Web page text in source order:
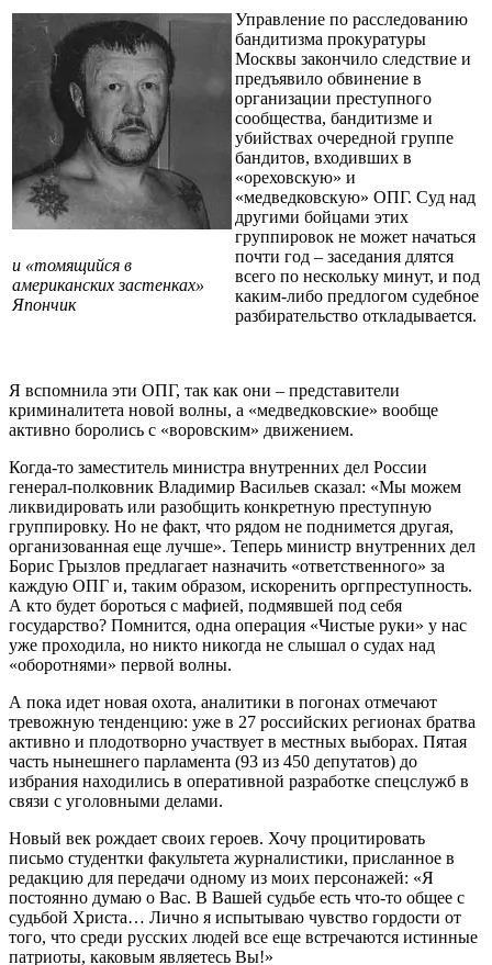
и «томящийся в
американских застенках»
Япончик
Управление по расследованию
бандитизма прокуратуры
Москвы закончило следствие и
предъявило обвинение в
организации преступного
сообщества, бандитизме и
убийствах очередной группе
бандитов, входивших в
«ореховскую» и
«медведковскую» ОПГ. Суд над
другими бойцами этих
группировок не может начаться
почти год – заседания длятся
всего по нескольку минут, и под
каким-либо предлогом судебное
разбирательство откладывается.
Я вспомнила эти ОПГ, так как они – представители
криминалитета новой волны, а «медведковские» вообще
активно боролись с «воровским» движением.
Когда-то заместитель министра внутренних дел России
генерал-полковник Владимир Васильев сказал: «Мы можем
ликвидировать или разобщить конкретную преступную
группировку. Но не факт, что рядом не поднимется другая,
организованная еще лучше». Теперь министр внутренних дел
Борис Грызлов предлагает назначить «ответственного» за
каждую ОПГ и, таким образом, искоренить оргпреступность.
А кто будет бороться с мафией, подмявшей под себя
государство? Помнится, одна операция «Чистые руки» у нас
уже проходила, но никто никогда не слышал о судах над
«оборотнями» первой волны.
А пока идет новая охота, аналитики в погонах отмечают
тревожную тенденцию: уже в 27 российских регионах братва
активно и плодотворно участвует в местных выборах. Пятая
часть нынешнего парламента (93 из 450 депутатов) до
избрания находились в оперативной разработке спецслужб в
связи с уголовными делами.
Новый век рождает своих героев. Хочу процитировать
письмо студентки факультета журналистики, присланное в
редакцию для передачи одному из моих персонажей: «Я
постоянно думаю о Вас. В Вашей судьбе есть что-то общее с
судьбой Христа… Лично я испытываю чувство гордости от
того, что среди русских людей все еще встречаются истинные
патриоты, каковым являетесь Вы!»